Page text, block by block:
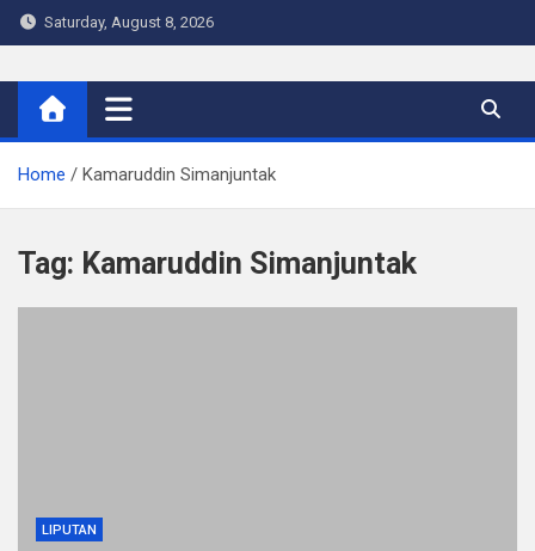
Skip
to
Saturday, August 8, 2026
Warta Indo
Home Kamaruddin Simanjuntak
Tag: Kamaruddin Simanjuntak
LIPUTAN